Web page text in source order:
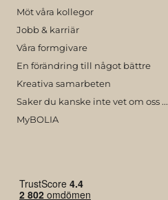
Möt våra kollegor
Jobb & karriär
Våra formgivare
En förändring till något bättre
Kreativa samarbeten
Saker du kanske inte vet om oss ...
MyBOLIA